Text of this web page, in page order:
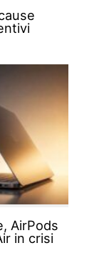
AirPods
in crisi